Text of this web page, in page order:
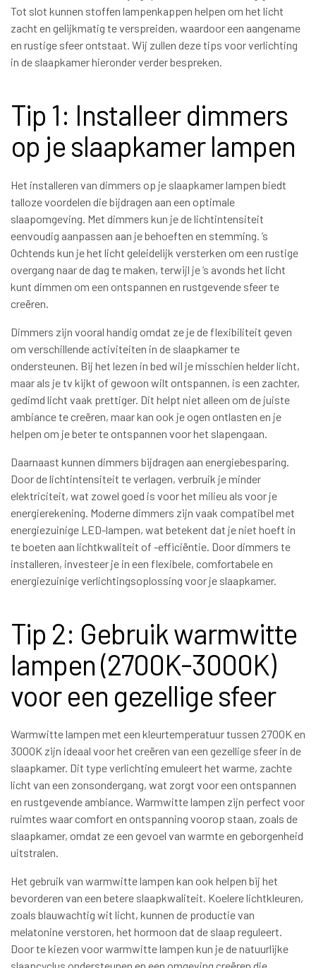
Tot slot kunnen stoffen lampenkappen helpen om het licht
zacht en gelijkmatig te verspreiden, waardoor een aangename
en rustige sfeer ontstaat. Wij zullen deze tips voor verlichting
in de slaapkamer hieronder verder bespreken.
Tip 1: Installeer dimmers
op je slaapkamer lampen
Het installeren van dimmers op je slaapkamer lampen biedt
talloze voordelen die bijdragen aan een optimale
slaapomgeving. Met dimmers kun je de lichtintensiteit
eenvoudig aanpassen aan je behoeften en stemming. ’s
Ochtends kun je het licht geleidelijk versterken om een rustige
overgang naar de dag te maken, terwijl je ’s avonds het licht
kunt dimmen om een ontspannen en rustgevende sfeer te
creëren.
Dimmers zijn vooral handig omdat ze je de flexibiliteit geven
om verschillende activiteiten in de slaapkamer te
ondersteunen. Bij het lezen in bed wil je misschien helder licht,
maar als je tv kijkt of gewoon wilt ontspannen, is een zachter,
gedimd licht vaak prettiger. Dit helpt niet alleen om de juiste
ambiance te creëren, maar kan ook je ogen ontlasten en je
helpen om je beter te ontspannen voor het slapengaan.
Daarnaast kunnen dimmers bijdragen aan energiebesparing.
Door de lichtintensiteit te verlagen, verbruik je minder
elektriciteit, wat zowel goed is voor het milieu als voor je
energierekening. Moderne dimmers zijn vaak compatibel met
energiezuinige LED-lampen, wat betekent dat je niet hoeft in
te boeten aan lichtkwaliteit of -efficiëntie. Door dimmers te
installeren, investeer je in een flexibele, comfortabele en
energiezuinige verlichtingsoplossing voor je slaapkamer.
Tip 2: Gebruik warmwitte
lampen (2700K-3000K)
voor een gezellige sfeer
Warmwitte lampen met een kleurtemperatuur tussen 2700K en
3000K zijn ideaal voor het creëren van een gezellige sfeer in de
slaapkamer. Dit type verlichting emuleert het warme, zachte
licht van een zonsondergang, wat zorgt voor een ontspannen
en rustgevende ambiance. Warmwitte lampen zijn perfect voor
ruimtes waar comfort en ontspanning voorop staan, zoals de
slaapkamer, omdat ze een gevoel van warmte en geborgenheid
uitstralen.
Het gebruik van warmwitte lampen kan ook helpen bij het
bevorderen van een betere slaapkwaliteit. Koelere lichtkleuren,
zoals blauwachtig wit licht, kunnen de productie van
melatonine verstoren, het hormoon dat de slaap reguleert.
Door te kiezen voor warmwitte lampen kun je de natuurlijke